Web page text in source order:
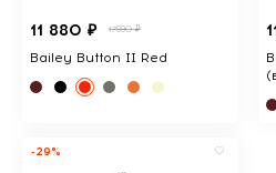
11 880 ₽ 17890 ₽
Bailey Button II Red
-29%